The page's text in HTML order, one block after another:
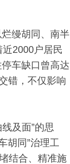
缦胡同、南半
2000户居民
车缺口曾高达
错，不仅影响
及面”的思
胡同”治理工
结合、精准施